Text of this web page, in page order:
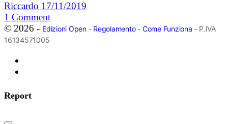
Riccardo 17/11/2019
1 Comment
© 2026 - Edizioni Open- Regolamento- Come Funziona - P.IVA
16134571005
Report